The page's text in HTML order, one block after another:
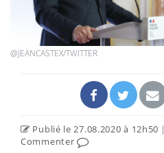
@JEANCASTEX/TWITTER
Publié le 27.08.2020 à 12h50
Commenter